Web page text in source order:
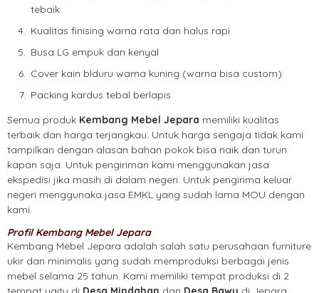
tebaik
Kualitas finising warna rata dan halus rapi
Busa LG empuk dan kenyal
Cover kain blduru warna kuning (warna bisa custom)
Packing kardus tebal berlapis
Semua produk Kembang Mebel Jepara memiliki kualitas
terbaik dan harga terjangkau. Untuk harga sengaja tidak kami
tampilkan dengan alasan bahan pokok bisa naik dan turun
kapan saja. Untuk pengiriman kami menggunakan jasa
ekspedisi jika masih di dalam negeri. Untuk pengirima keluar
negeri menggunaka jasa EMKL yang sudah lama MOU dengan
kami.
Profil Kembang Mebel Jepara
Kembang Mebel Jepara adalah salah satu perusahaan furniture
ukir dan minimalis yang sudah memproduksi berbagai jenis
mebel selama 25 tahun. Kami memiliki tempat produksi di 2